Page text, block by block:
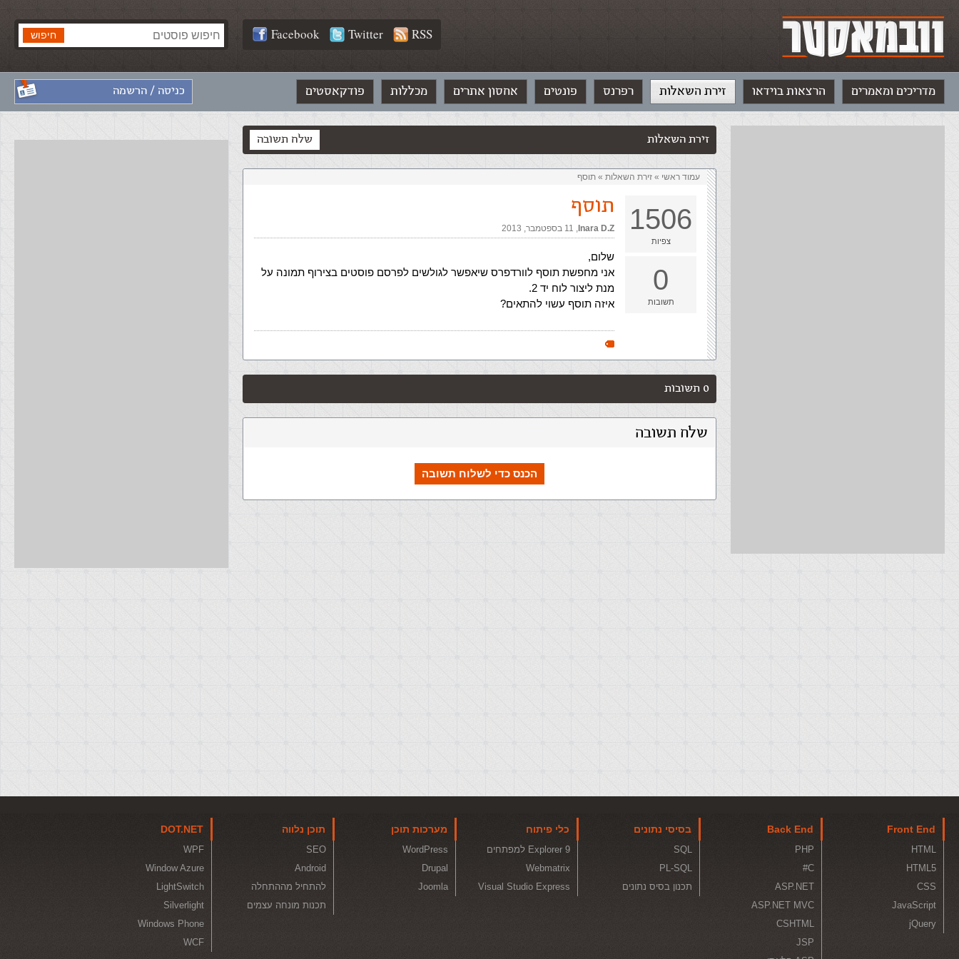
Facebook Twitter RSS
כניסה / הרשמה מדריכים ומאמרים הרצאות בוידאו זירת השאלות רפרנס פונטים אחסון אתרים מכללות פודקאסטים
שלח תשובה זירת השאלות
עמוד ראשי » ‏זירת השאלות‏ » תוסף
1506
צפיות
0
תשובות
תוסף
Inara D.Z
,‏ 11 בספטמבר, 2013
שלום,
אני מחפשת תוסף לוורדפרס שיאפשר לגולשים לפרסם פוסטים בצירוף תמונה על
מנת ליצור לוח יד 2.
איזה תוסף עשוי להתאים?
0 תשובות
שלח תשובה
הכנס כדי לשלוח תשובה
Front End
HTML
HTML5
CSS
JavaScript
jQuery
Back End
PHP
C#
ASP.NET
ASP.NET MVC
CSHTML
JSP
בסיסי נתונים
SQL
PL-SQL
תכנון בסיס נתונים
כלי פיתוח
Explorer 9 למפתחים
Webmatrix
Visual Studio Express
מערכות תוכן
WordPress
Drupal
Joomla
תוכן נלווה
SEO
Android
להתחיל מההתחלה
תכנות מונחה עצמים
DOT.NET
WPF
Window Azure
LightSwitch
Silverlight
Windows Phone
WCF